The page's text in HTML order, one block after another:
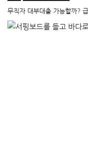
무직자 대부대출 가능할까?